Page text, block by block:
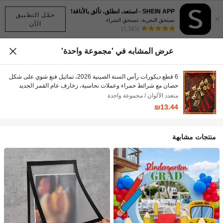
حمّل التطبيق
الآن
×
SHEIN APP - استعد، انطلق، تألق بالأناقة!
تستحق التجربة، تستحق الشراء
(1,345)
عرض المشابه في 'مجموعة واحدة'
6 قطع ديكورات رأس السنة الصينية 2026، تماثيل فنغ شوي على شكل
حصان مع شرائط حمراء وعملات نحاسية، زخارف عام القمر الجديد
للازدهار، ديكور معلق على شكل حصان ذهبي للمنزل والشجرة
والسيارة (تشمل عملات نحاسية على شكل حصان)
متعدد الألوان / مجموعة واحدة
₪13.44
منتجات مشابهة